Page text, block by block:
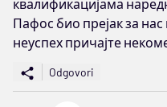
квалификацијама
Пафос био прејак за нас
неуспех причајте
Odgovori